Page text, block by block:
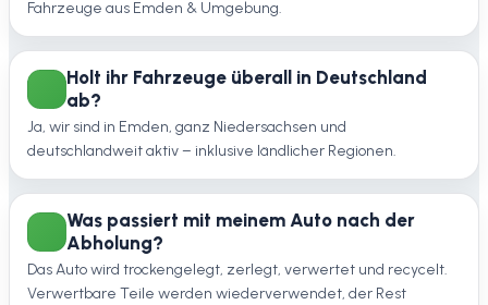
Fahrzeuge aus Emden & Umgebung.
Holt ihr Fahrzeuge überall in Deutschland
ab?
Ja, wir sind in Emden, ganz Niedersachsen und
deutschlandweit aktiv – inklusive ländlicher Regionen.
Was passiert mit meinem Auto nach der
Abholung?
Das Auto wird trockengelegt, zerlegt, verwertet und recycelt.
Verwertbare Teile werden wiederverwendet, der Rest